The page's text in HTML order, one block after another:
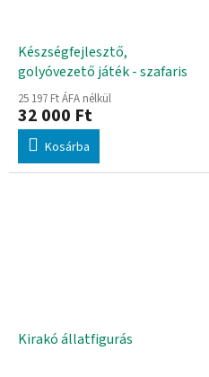
Készségfejlesztő,
golyóvezető játék - szafaris
25 197 Ft ÁFA nélkül
32 000 Ft
Kosárba
Kirakó állatfigurás